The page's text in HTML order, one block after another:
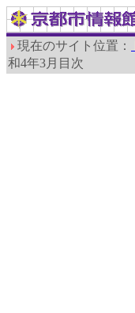
現在のサイト位置：
和4年3月目次